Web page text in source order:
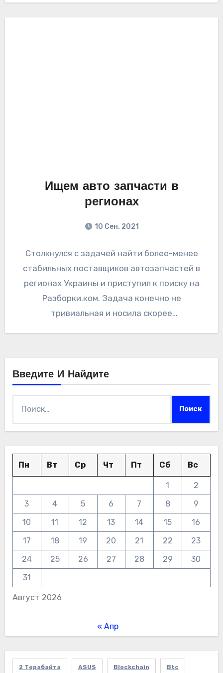
Ищем авто запчасти в
регионах
10 Сен. 2021
Столкнулся с задачей найти более-менее
стабильных поставщиков автозапчастей в
регионах Украины и приступил к поиску на
Разборки.ком. Задача конечно не
тривиальная и носила скорее
Введите И Найдите
Август 2026
Пн Вт Ср Чт Пт Сб Вс
1
2
3
4 5 6 7 8
9
10
11 12 13 14 15
16
17
18 19 20 21 22
23
24
25 26 27 28 29
30
31
« Апр
2 Терабайта ASUS Blockchain Btc